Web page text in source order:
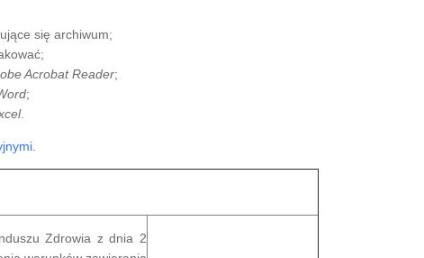
się archiwum;
Acrobat Reader;
;
.
Zdrowia z dnia 2